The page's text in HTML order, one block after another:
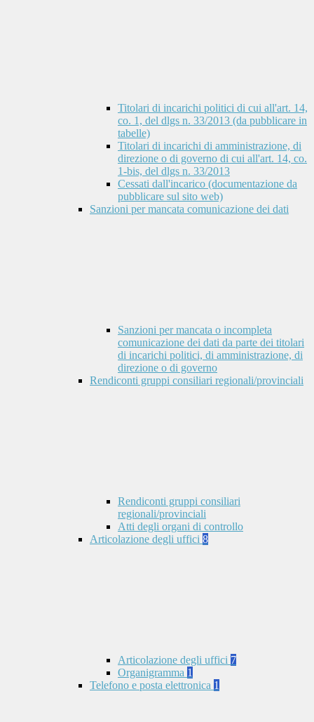
Titolari di incarichi politici di cui all'art. 14,
co. 1, del dlgs n. 33/2013 (da pubblicare in
tabelle)
Titolari di incarichi di amministrazione, di
direzione o di governo di cui all'art. 14, co.
1-bis, del dlgs n. 33/2013
Cessati dall'incarico (documentazione da
pubblicare sul sito web)
Sanzioni per mancata comunicazione dei dati
Sanzioni per mancata o incompleta
comunicazione dei dati da parte dei titolari
di incarichi politici, di amministrazione, di
direzione o di governo
Rendiconti gruppi consiliari regionali/provinciali
Rendiconti gruppi consiliari
regionali/provinciali
Atti degli organi di controllo
Articolazione degli uffici 8
Articolazione degli uffici 7
Organigramma 1
Telefono e posta elettronica 1